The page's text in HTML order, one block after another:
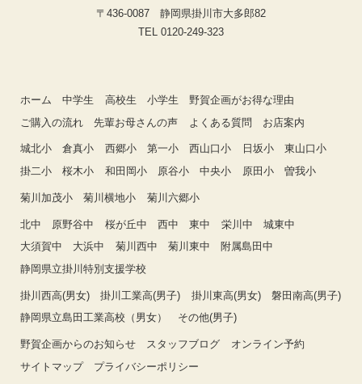
〒436-0087 静岡県掛川市大多郎82
TEL 0120-249-323
ホーム 中学生 高校生 小学生
野賀企画がお得な理由
ご購入の流れ
先輩お母さんの声 よくある質問 お店案内
城北小 倉真小 西郷小 第一小 西山口小 日坂小
東山口小
掛二小
桜木小 和田岡小 原谷小 中央小 原田小 曽我小
菊川加茂小 菊川横地小 菊川六郷小
北中 原野谷中 桜が丘中 西中 東中 栄川中
城東中
大須賀中
大浜中 菊川西中 菊川東中
附属島田中
静岡県立掛川特別支援学校
掛川西高(男女) 掛川工業高(男子) 掛川東高(男女)
磐田南高(男子)
静岡県立島田工業高校（男女）
その他(男子)
野賀企画からのお知らせ スタッフブログ
オンライン予約
サイトマップ
プライバシーポリシー